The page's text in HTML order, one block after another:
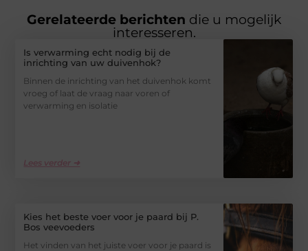
Gerelateerde berichten die u mogelijk
interesseren.
Is verwarming echt nodig bij de
inrichting van uw duivenhok?
Binnen de inrichting van het duivenhok komt
vroeg of laat de vraag naar voren of
verwarming en isolatie
Lees verder ➜
Kies het beste voer voor je paard bij P.
Bos veevoeders
Het vinden van het juiste voer voor je paard is